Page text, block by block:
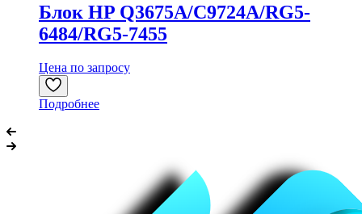
Блок HP Q3675A/C9724A/RG5-
6484/RG5-7455
Цена по запросу
Подробнее